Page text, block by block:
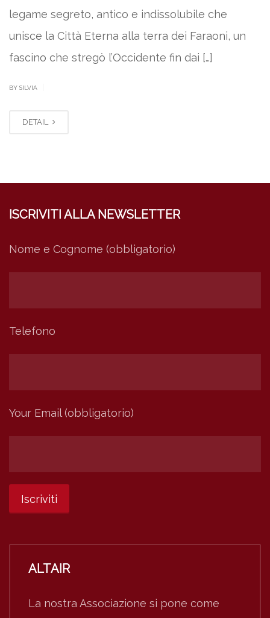
legame segreto, antico e indissolubile che
unisce la Città Eterna alla terra dei Faraoni, un
fascino che stregò l’Occidente fin dai […]
BY SILVIA
DETAIL
ISCRIVITI ALLA NEWSLETTER
Nome e Cognome (obbligatorio)
Telefono
Your Email (obbligatorio)
ALTAIR
La nostra Associazione si pone come